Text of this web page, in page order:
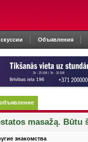
Объявления
masažą. Būtu
знакомства